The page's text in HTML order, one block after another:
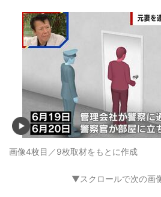
画像4枚目／9枚取材をもとに作成
▼スクロールで次の画